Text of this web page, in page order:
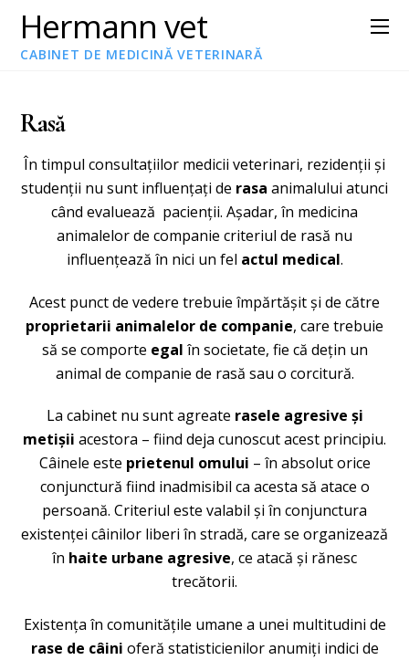
Hermann vet
CABINET DE MEDICINĂ VETERINARĂ
Rasă
În timpul consultațiilor medicii veterinari, rezidenții și
studenții nu sunt influențați de rasa animalului atunci
când evaluează pacienții. Așadar, în medicina
animalelor de companie criteriul de rasă nu
influențează în nici un fel actul medical.
Acest punct de vedere trebuie împărtășit și de către
proprietarii animalelor de companie, care trebuie
să se comporte egal în societate, fie că dețin un
animal de companie de rasă sau o corcitură.
La cabinet nu sunt agreate rasele agresive și
metișii acestora – fiind deja cunoscut acest principiu.
Câinele este prietenul omului – în absolut orice
conjunctură fiind inadmisibil ca acesta să atace o
persoană. Criteriul este valabil și în conjunctura
existenței câinilor liberi în stradă, care se organizează
în haite urbane agresive, ce atacă și rănesc
trecătorii.
Existența în comunitățile umane a unei multitudini de
rase de câini oferă statisticienilor anumiți indici de